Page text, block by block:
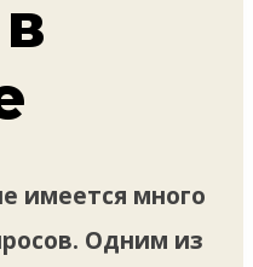
имеется много
Одним из